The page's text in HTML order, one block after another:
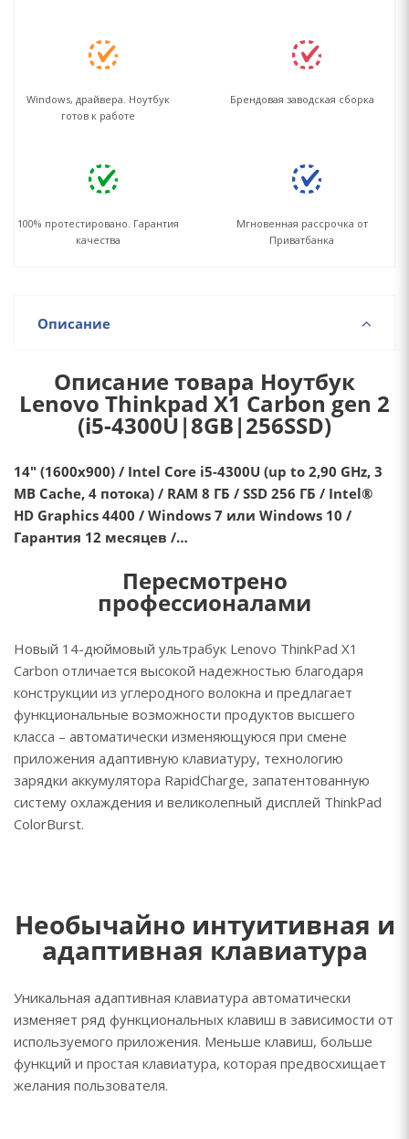
Windows, драйвера. Ноутбук
готов к работе
Брендовая заводская сборка
100% протестировано. Гарантия
качества
Мгновенная рассрочка от
Приватбанка
Описание
Описание товара Ноутбук
Lenovo Thinkpad X1 Carbon gen 2
(i5-4300U|8GB|256SSD)
14" (1600x900) / Intel Core i5-4300U (up to 2,90 GHz, 3
MB Cache, 4 потока) / RAM 8 ГБ / SSD 256 ГБ / Intel®
HD Graphics 4400 / Windows 7 или Windows 10 /
Гарантия 12 месяцев /…
Пересмотрено
профессионалами
Новый 14-дюймовый ультрабук Lenovo ThinkPad X1
Carbon отличается высокой надежностью благодаря
конструкции из углеродного волокна и предлагает
функциональные возможности продуктов высшего
класса – автоматически изменяющуюся при смене
приложения адаптивную клавиатуру, технологию
зарядки аккумулятора RapidCharge, запатентованную
систему охлаждения и великолепный дисплей ThinkPad
ColorBurst.
Необычайно интуитивная и
адаптивная клавиатура
Уникальная адаптивная клавиатура автоматически
изменяет ряд функциональных клавиш в зависимости от
используемого приложения. Меньше клавиш, больше
функций и простая клавиатура, которая предвосхищает
желания пользователя.